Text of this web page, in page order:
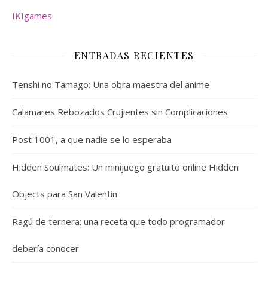
IKIgames
ENTRADAS RECIENTES
Tenshi no Tamago: Una obra maestra del anime
Calamares Rebozados Crujientes sin Complicaciones
Post 1001, a que nadie se lo esperaba
Hidden Soulmates: Un minijuego gratuito online Hidden
Objects para San Valentín
Ragú de ternera: una receta que todo programador
debería conocer